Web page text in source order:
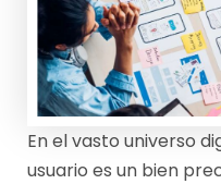
En el vasto universo
usuario es un bien